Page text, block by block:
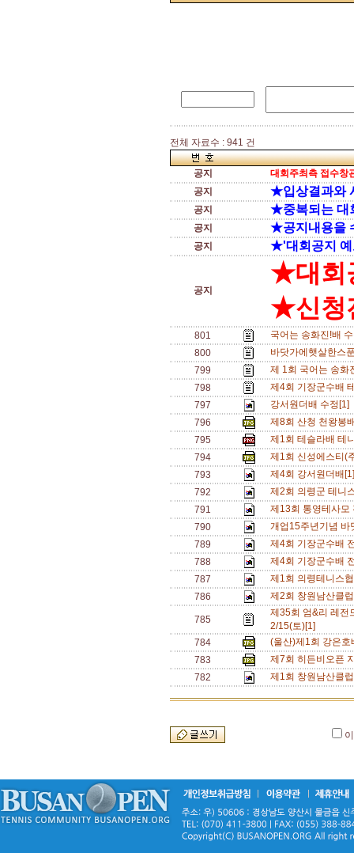
전체 자료수 : 941 건
공지
대회주최측 접수창
공지
★입상결과와
공지 ★중복되는 대
공지 ★공지내용을
공지 ★'대회공지 예
공지
★대회
★신청
801
국어는 송화진!배
800
바닷가에햇살한스
799
제 1회 국어는 송
798
제4회 기장군수배
797
강서원더배 수정[1]
796
제8회 산청 천왕봉
795
제1회 테슬라배 테
794
제1회 신성에스티(
793
제4회 강서원더배
792
제2회 의령군 테니
791
제13회 통영테사
790
개업15주년기념
789
제4회 기장군수배
788
제4회 기장군수배
787
제1회 의령테니스
786
제2회 창원남산클
785
제35회 엄&리 레전
2/15(토)[1]
784
(울산)제1회 강은
783
제7회 히든비오픈
782
제1회 창원남산클